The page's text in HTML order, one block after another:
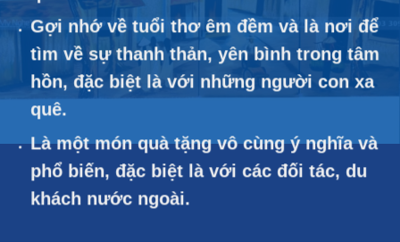
Gợi nhớ về tuổi thơ êm đềm và là nơi để
tìm về sự thanh thản, yên bình trong tâm
hồn, đặc biệt là với những người con xa
quê.
Là một món quà tặng vô cùng ý nghĩa và
phổ biến, đặc biệt là với các đối tác, du
khách nước ngoài.